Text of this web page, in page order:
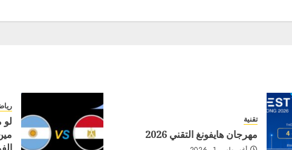
تقنية
مهرجان هايفونغ التقني 2026